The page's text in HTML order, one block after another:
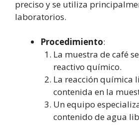
preciso y se utiliza
laboratorios.
Procedimiento:
La muestra de café
reactivo químico.
La reacción química
contenida en la
Un equipo
contenido de agua